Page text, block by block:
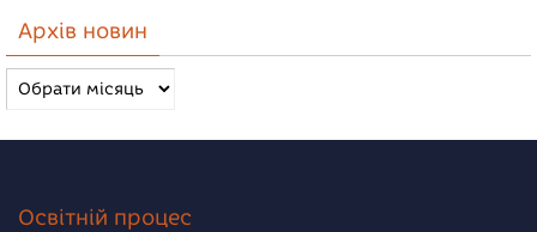
Архів новин
Архів
новин
Освітній процес